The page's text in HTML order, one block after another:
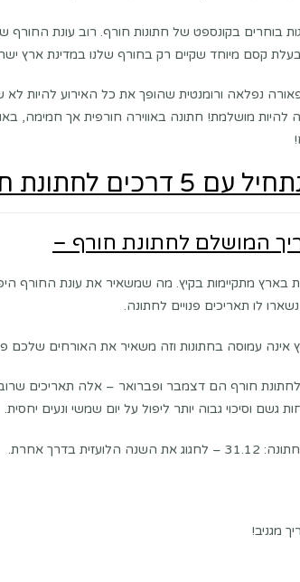
בוחרים בקונספט של חתונות חורף. רוב עונת
קסם מיוחד שקיים רק בחורף שלנו במדינת ארץ
נפלאה ורומנטית שהופך את כל האירוע להיות לא
להיות מושלמת! חתונה באווירה חורפית אך חמימה,
חורף מושלמת :
המושלם לחתונת חורף –
בארץ מתקיימות בקיץ. מה שמשאיר את עונת החורף
לו תאריכים פנויים לחתונה.
אינה עמוסה בחתונות וזה משאיר את האורחים שלכם
חורף הם דצמבר ופברואר – אלה תאריכים
גשם וסיכוי גבוה יותר ליפול על יום שמשי ונעים יחסית.
בדרך אחרת.